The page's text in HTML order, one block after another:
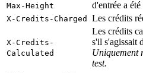
Max-Height
d'entrée a
X-Credits-Charged Les crédits
X-Credits-
Calculated
Les crédits
s'il s'agissait
Uniquement
test.